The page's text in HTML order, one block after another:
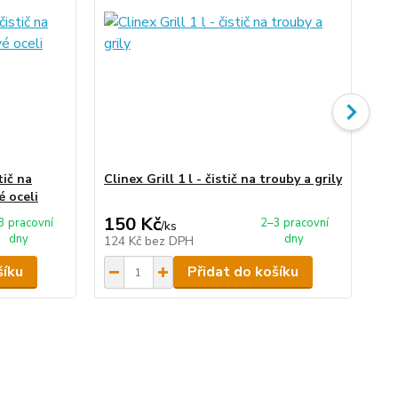
na
oceli
pracovní
dny
Clinex Grill 1 l - čistič na trouby a grily
150 Kč/ks
124 Kč bez DPH
2–3 pracovní
dny
Přidat do košíku